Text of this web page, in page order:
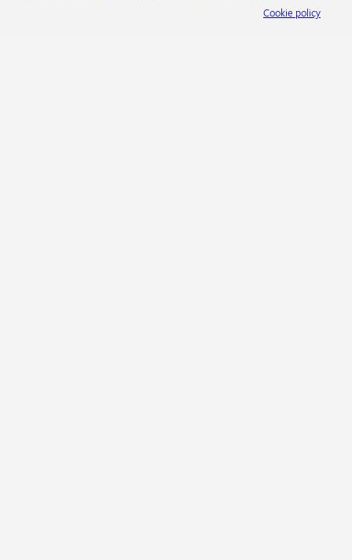
Cookie policy